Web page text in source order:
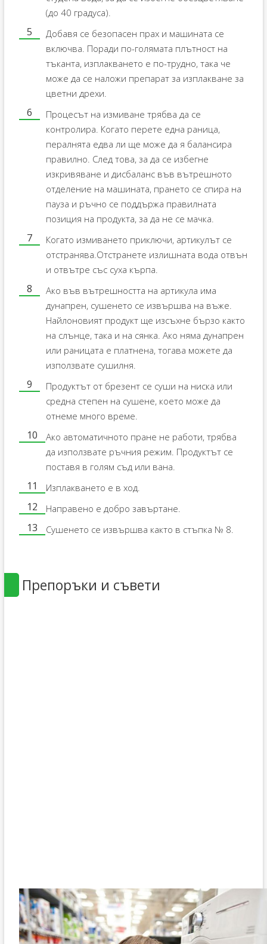
(до 40 градуса).
Добавя се безопасен прах и машината се
включва. Поради по-голямата плътност на
тъканта, изплакването е по-трудно, така че
може да се наложи препарат за изплакване за
цветни дрехи.
Процесът на измиване трябва да се
контролира. Когато перете една раница,
пералнята едва ли ще може да я балансира
правилно. След това, за да се избегне
изкривяване и дисбаланс във вътрешното
отделение на машината, прането се спира на
пауза и ръчно се поддържа правилната
позиция на продукта, за да не се мачка.
Когато измиването приключи, артикулът се
отстранява.Отстранете излишната вода отвън
и отвътре със суха кърпа.
Ако във вътрешността на артикула има
дунапрен, сушенето се извършва на въже.
Найлоновият продукт ще изсъхне бързо както
на слънце, така и на сянка. Ако няма дунапрен
или раницата е платнена, тогава можете да
използвате сушилня.
Продуктът от брезент се суши на ниска или
средна степен на сушене, което може да
отнеме много време.
Ако автоматичното пране не работи, трябва
да използвате ръчния режим. Продуктът се
поставя в голям съд или вана.
Изплакването е в ход.
Направено е добро завъртане.
Сушенето се извършва както в стъпка № 8.
Препоръки и съвети